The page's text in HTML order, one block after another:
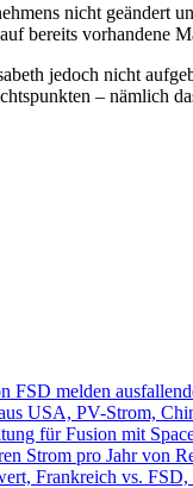
nicht geändert
bereits
jedoch nicht
– nämlich
melden
USA, PV-Strom,
für Fusion mit
Strom pro Jahr von
Frankreich vs.